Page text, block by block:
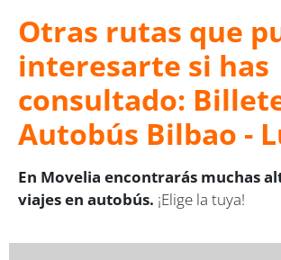
Otras rutas que
interesarte si has
consultado:
Autobús Bilbao -
En Movelia encontrarás muchas
viajes en autobús. ¡Elige la tuya!